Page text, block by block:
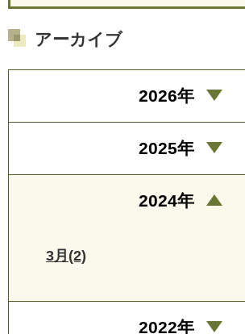
アーカイブ
2026年
2025年
2024年
3月(2)
2022年